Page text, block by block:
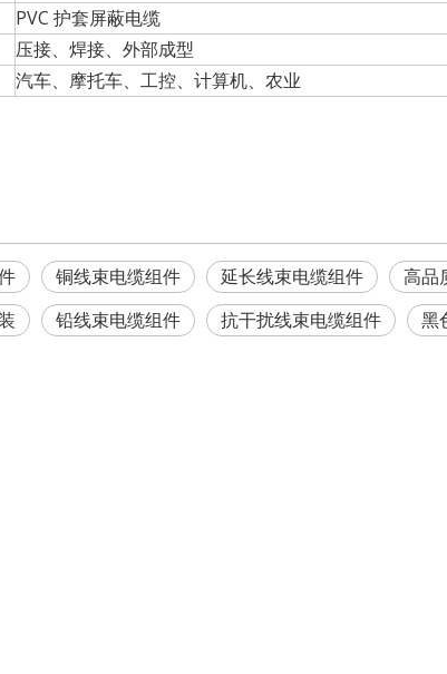
配件，我们有 Bshine 的 ISOBUS 插座，配套线束、
农用机械实现设备互联、数据互通的通用标准，完
PVC 护套屏蔽电缆
压接、焊接、外部成型
汽车、摩托车、工控、计算机、农业
铜线束电缆组件 延长线束电缆组件 高品
铅线束电缆组件 抗干扰线束电缆组件 黑